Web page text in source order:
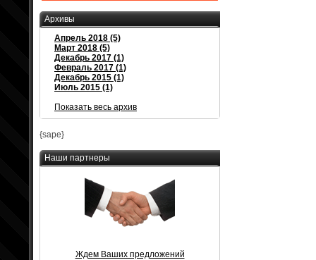
Архивы
Апрель 2018 (5)
Март 2018 (5)
Декабрь 2017 (1)
Февраль 2017 (1)
Декабрь 2015 (1)
Июль 2015 (1)
Показать весь архив
{sape}
Наши партнеры
Ждем Ваших предложений